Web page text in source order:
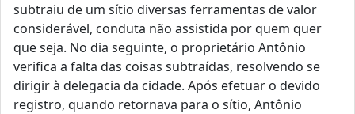
subtraiu de um sítio diversas ferramentas de valor
considerável, conduta não assistida por quem quer
que seja. No dia seguinte, o proprietário Antônio
verifica a falta das coisas subtraídas, resolvendo se
dirigir à delegacia da cidade. Após efetuar o devido
registro, quando retornava para o sítio, Antônio